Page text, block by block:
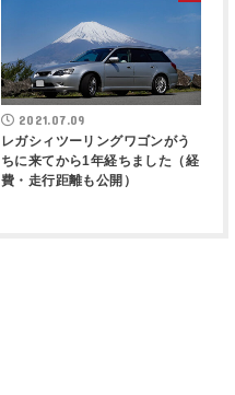
2021.07.09
レガシィツーリングワゴンがう
ちに来てから1年経ちました（経
費・走行距離も公開）